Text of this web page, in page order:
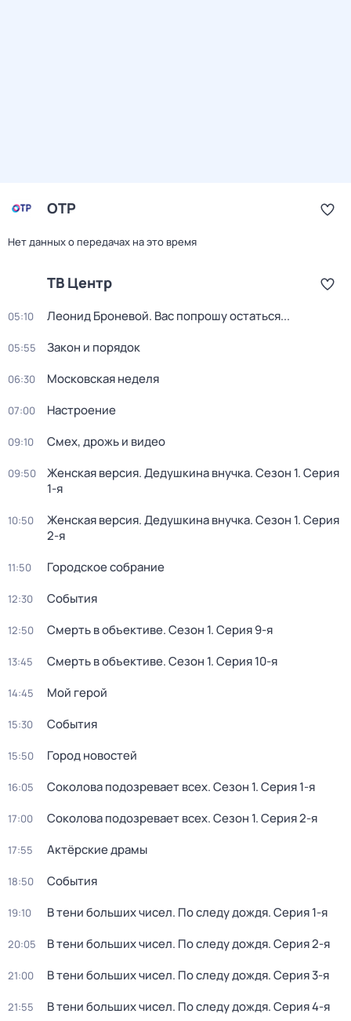
ОТР
Нет данных о передачах на это время
ТВ Центр
05:10 Леонид Броневой. Вас попрошу остаться...
05:55 Закон и порядок
06:30 Московская неделя
07:00 Настроение
09:10 Смех, дрожь и видео
09:50 Женская версия. Дедушкина внучка. Сезон 1. Серия
1-я
10:50 Женская версия. Дедушкина внучка. Сезон 1. Серия
2-я
11:50 Городское собрание
12:30 События
12:50 Смерть в объективе. Сезон 1. Серия 9-я
13:45 Смерть в объективе. Сезон 1. Серия 10-я
14:45 Мой герой
15:30 События
15:50 Город новостей
16:05 Соколова подозревает всех. Сезон 1. Серия 1-я
17:00 Соколова подозревает всех. Сезон 1. Серия 2-я
17:55 Актёрские драмы
18:50 События
19:10 В тени больших чисел. По следу дождя. Серия 1-я
20:05 В тени больших чисел. По следу дождя. Серия 2-я
21:00 В тени больших чисел. По следу дождя. Серия 3-я
21:55 В тени больших чисел. По следу дождя. Серия 4-я